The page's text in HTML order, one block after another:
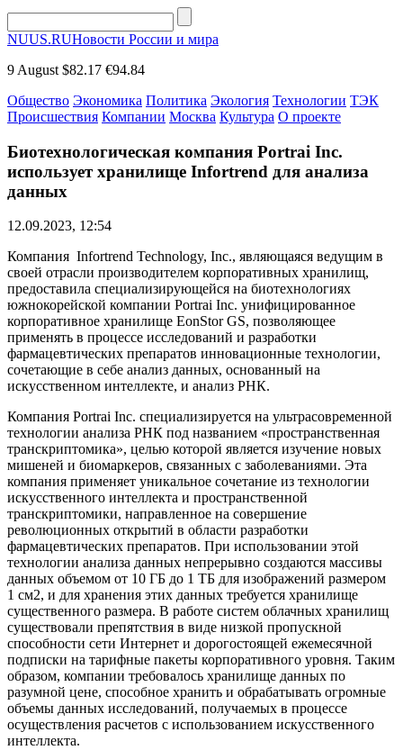
NUUS.RUНовости России и мира
9 August $82.17 €94.84
Общество Экономика Политика Экология Технологии ТЭК
Происшествия Компании Москва Культура О проекте
Биотехнологическая компания Portrai Inc.
использует хранилище Infortrend для анализа
данных
12.09.2023, 12:54
Компания Infortrend Technology, Inc., являющаяся ведущим в
своей отрасли производителем корпоративных хранилищ,
предоставила специализирующейся на биотехнологиях
южнокорейской компании Portrai Inc. унифицированное
корпоративное хранилище EonStor GS, позволяющее
применять в процессе исследований и разработки
фармацевтических препаратов инновационные технологии,
сочетающие в себе анализ данных, основанный на
искусственном интеллекте, и анализ РНК.
Компания Portrai Inc. специализируется на ультрасовременной
технологии анализа РНК под названием «пространственная
транскриптомика», целью которой является изучение новых
мишеней и биомаркеров, связанных с заболеваниями. Эта
компания применяет уникальное сочетание из технологии
искусственного интеллекта и пространственной
транскриптомики, направленное на совершение
революционных открытий в области разработки
фармацевтических препаратов. При использовании этой
технологии анализа данных непрерывно создаются массивы
данных объемом от 10 ГБ до 1 ТБ для изображений размером
1 см2, и для хранения этих данных требуется хранилище
существенного размера. В работе систем облачных хранилищ
существовали препятствия в виде низкой пропускной
способности сети Интернет и дорогостоящей ежемесячной
подписки на тарифные пакеты корпоративного уровня. Таким
образом, компании требовалось хранилище данных по
разумной цене, способное хранить и обрабатывать огромные
объемы данных исследований, получаемых в процессе
осуществления расчетов с использованием искусственного
интеллекта.